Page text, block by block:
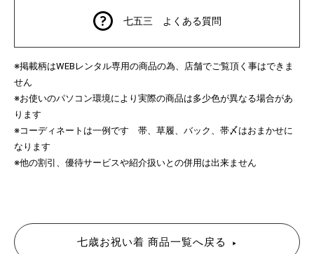
七五三 よくある質問
※掲載柄はWEB レンタル専用の商品の為、店舗でご覧頂く事はできま
せん
※お使いのパソコン環境により実際の商品は多少色が異なる場合があ
ります
※コーディネートは一例です 帯、草履、バック、帯〆はおまかせに
なります
※他の割引、優待サービスや紹介扱いとの併用は出来ません
七歳お祝い着 商品一覧へ戻る